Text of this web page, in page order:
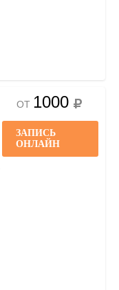
ОТ 1000
ЗАПИСЬ
ОНЛАЙН